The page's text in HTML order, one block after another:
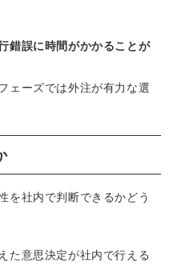
錯誤に時間がかかることが
ェーズでは外注が有力な選
を社内で判断できるかどう
た意思決定が社内で行える